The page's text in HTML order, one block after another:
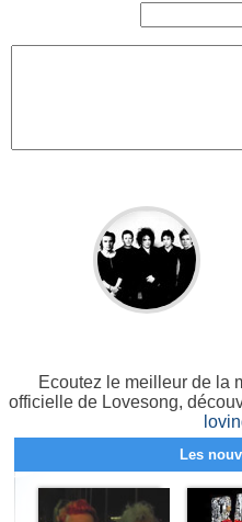
Ecoutez le meilleur de la
officielle de Lovesong,
Les